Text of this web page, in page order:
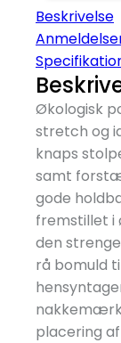
Beskrivelse
Økologisk
stretch og
knaps
samt
gode
fremstillet i
den
rå bomuld
placering